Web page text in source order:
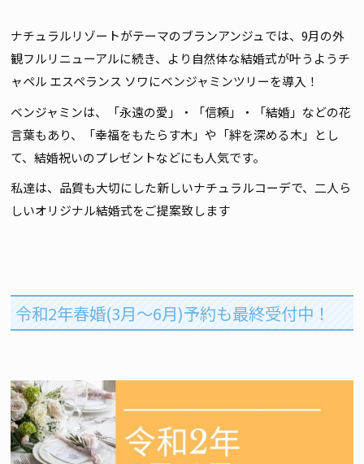
ナチュラルリゾートがテーマのブランアンジュでは、9月の外
観フルリニューアルに続き、より自然体な結婚式が叶うようチ
ャペル エスペランス ソワにベンジャミンツリーを導入！
ベンジャミンは、「永遠の愛」・「信頼」・「結婚」などの花
言葉もあり、「幸福をもたらす木」や「絆を深める木」とし
て、結婚祝いのプレゼントなどにも人気です。
私達は、品質も大切にした新しいナチュラルコーデで、二人ら
しいオリジナル結婚式をご提案致します
令和2年春婚(3月～6月)予約も最終受付中！